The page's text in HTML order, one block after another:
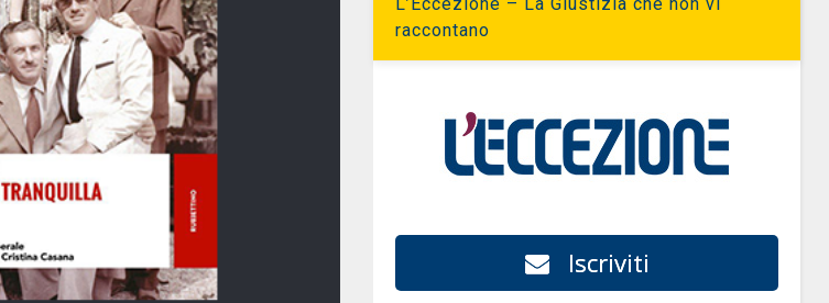
raccontano
Iscriviti